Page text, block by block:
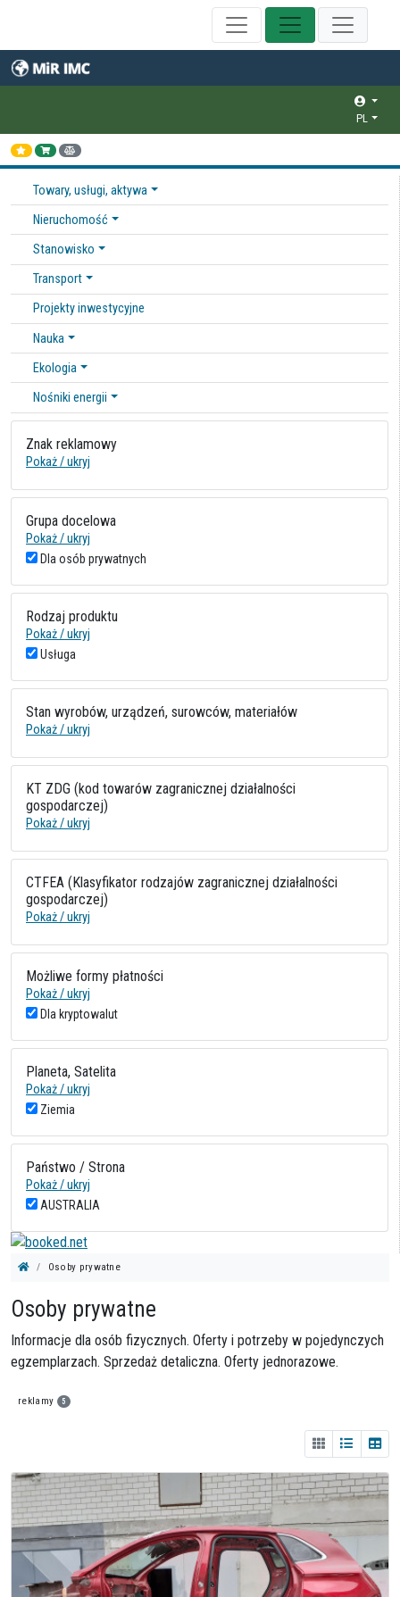
PL
Towary, usługi, aktywa
Nieruchomość
Stanowisko
Transport
Projekty inwestycyjne
Nauka
Ekologia
Nośniki energii
Znak reklamowy
Pokaż / ukryj
Grupa docelowa
Pokaż / ukryj
Dla osób prywatnych
Rodzaj produktu
Pokaż / ukryj
Usługa
Stan wyrobów, urządzeń, surowców, materiałów
Pokaż / ukryj
KT ZDG (kod towarów zagranicznej działalności
gospodarczej)
Pokaż / ukryj
CTFEA (Klasyfikator rodzajów zagranicznej działalności
gospodarczej)
Pokaż / ukryj
Możliwe formy płatności
Pokaż / ukryj
Dla kryptowalut
Planeta, Satelita
Pokaż / ukryj
Ziemia
Państwo / Strona
Pokaż / ukryj
AUSTRALIA
Osoby prywatne
Osoby prywatne
Informacje dla osób fizycznych. Oferty i potrzeby w pojedynczych
egzemplarzach. Sprzedaż detaliczna. Oferty jednorazowe.
reklamy 5